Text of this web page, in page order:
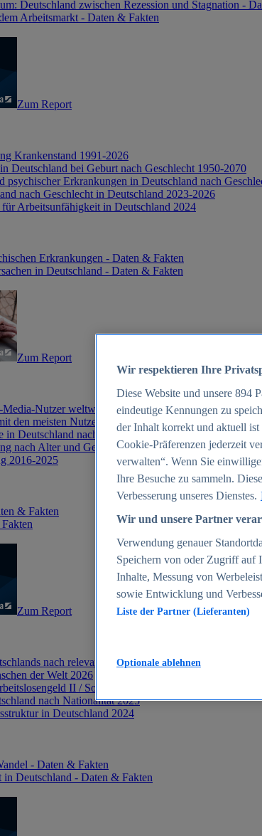
Deutschland zwischen Rezession und Stagnation -
Arbeitsmarkt - Daten & Fakten
Zum Report
Krankenstand 1991-2026
Deutschland bei Geburt nach Geschlecht 1950-2070
psychischer Erkrankungen in Deutschland nach
nach Geschlecht in Deutschland 2023-2026
Arbeitsunfähigkeit in Deutschland 2024
Erkrankungen - Daten & Fakten
in Deutschland - Daten & Fakten
Zum Report
Media-Nutzer weltweit 2012-2025
den meisten Nutzern weltweit 2025
in Deutschland nach Generationen 2025
nach Alter und Geschlecht in Deutschland 2025
2016-2025
& Fakten
Zum Report
nach relevanten Altersgruppen 2024
der Welt 2026
II / Sozialgeld / Bürgergeld in Deutschland
nach Nationalität 2025
in Deutschland 2024
- Daten & Fakten
in Deutschland - Daten & Fakten
Wir respektieren Ihre
Diese Website und unsere 894
eindeutige Kennungen zu
der Inhalt korrekt und aktuell
Cookie-Präferenzen jederzeit
verwalten“. Wenn Sie
Ihre Besuche zu sammeln.
Verbesserung unseres Dienstes.
Wir und unsere Partner
Verwendung genauer
Speichern von oder Zugriff auf
Inhalte, Messung von
sowie Entwicklung und
Liste der Partner (Lieferanten)
Optionale ablehnen